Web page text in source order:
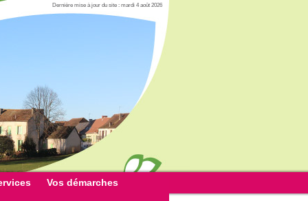
Dernière mise à jour du site : mardi 4 août 2026
Vos démarches